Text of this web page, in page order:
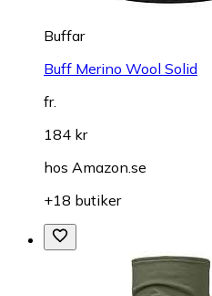
Buffar
Buff Merino Wool Solid
fr.
184 kr
hos Amazon.se
+18 butiker